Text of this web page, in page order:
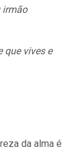
irmão
que vives e
da alma é